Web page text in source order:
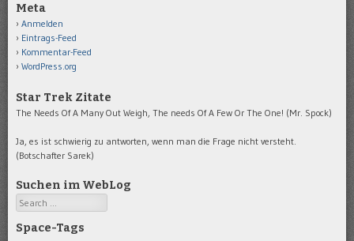
Meta
Anmelden
Eintrags-Feed
Kommentar-Feed
WordPress.org
Star Trek Zitate
The Needs Of A Many Out Weigh, The needs Of A Few Or The One! (Mr. Spock)
Ja, es ist schwierig zu antworten, wenn man die Frage nicht versteht.
(Botschafter Sarek)
Suchen im WebLog
Search
Space-Tags